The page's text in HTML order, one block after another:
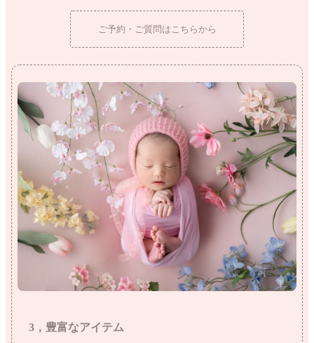
ご予約・ご質問はこちらから
3，豊富なアイテム